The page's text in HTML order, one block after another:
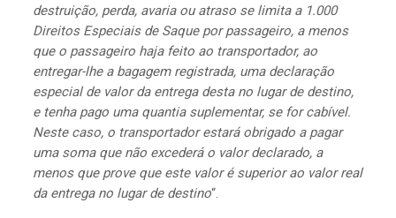
destruição, perda, avaria ou atraso se limita a 1.000
Direitos Especiais de Saque por passageiro, a menos
que o passageiro haja feito ao transportador, ao
entregar-lhe a bagagem registrada, uma declaração
especial de valor da entrega desta no lugar de destino,
e tenha pago uma quantia suplementar, se for cabível.
Neste caso, o transportador estará obrigado a pagar
uma soma que não excederá o valor declarado, a
menos que prove que este valor é superior ao valor real
da entrega no lugar de destino“.